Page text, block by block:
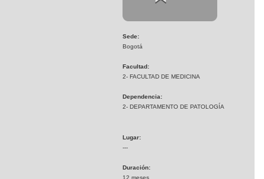
Sede:
Bogotá
Facultad:
2- FACULTAD DE MEDICINA
Dependencia:
2- DEPARTAMENTO DE PATOLOGÍA
Lugar:
---
Duración:
12 meses